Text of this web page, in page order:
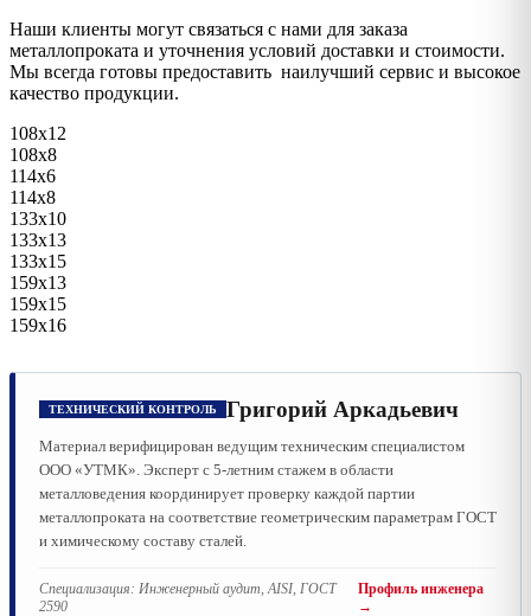
Наши клиенты могут связаться с нами для заказа
металлопроката и уточнения условий доставки и стоимости.
Мы всегда готовы предоставить наилучший сервис и высокое
качество продукции.
108х12
108х8
114х6
114х8
133х10
133х13
133х15
159х13
159х15
159х16
ТЕХНИЧЕСКИЙ КОНТРОЛЬ Григорий Аркадьевич
Материал верифицирован ведущим техническим специалистом
ООО «УТМК». Эксперт с 5-летним стажем в области
металловедения координирует проверку каждой партии
металлопроката на соответствие геометрическим параметрам ГОСТ
и химическому составу сталей.
Специализация: Инженерный аудит, AISI, ГОСТ
2590
Профиль инженера
→